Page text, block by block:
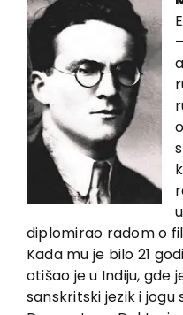
Knjige
U pripremi
Akcija
Autori
Vesti
EU PROJEKTI
Kontakt
diplomirao radom o
Kada mu je bilo 21
otišao je u Indiju, gde
sanskritski jezik i